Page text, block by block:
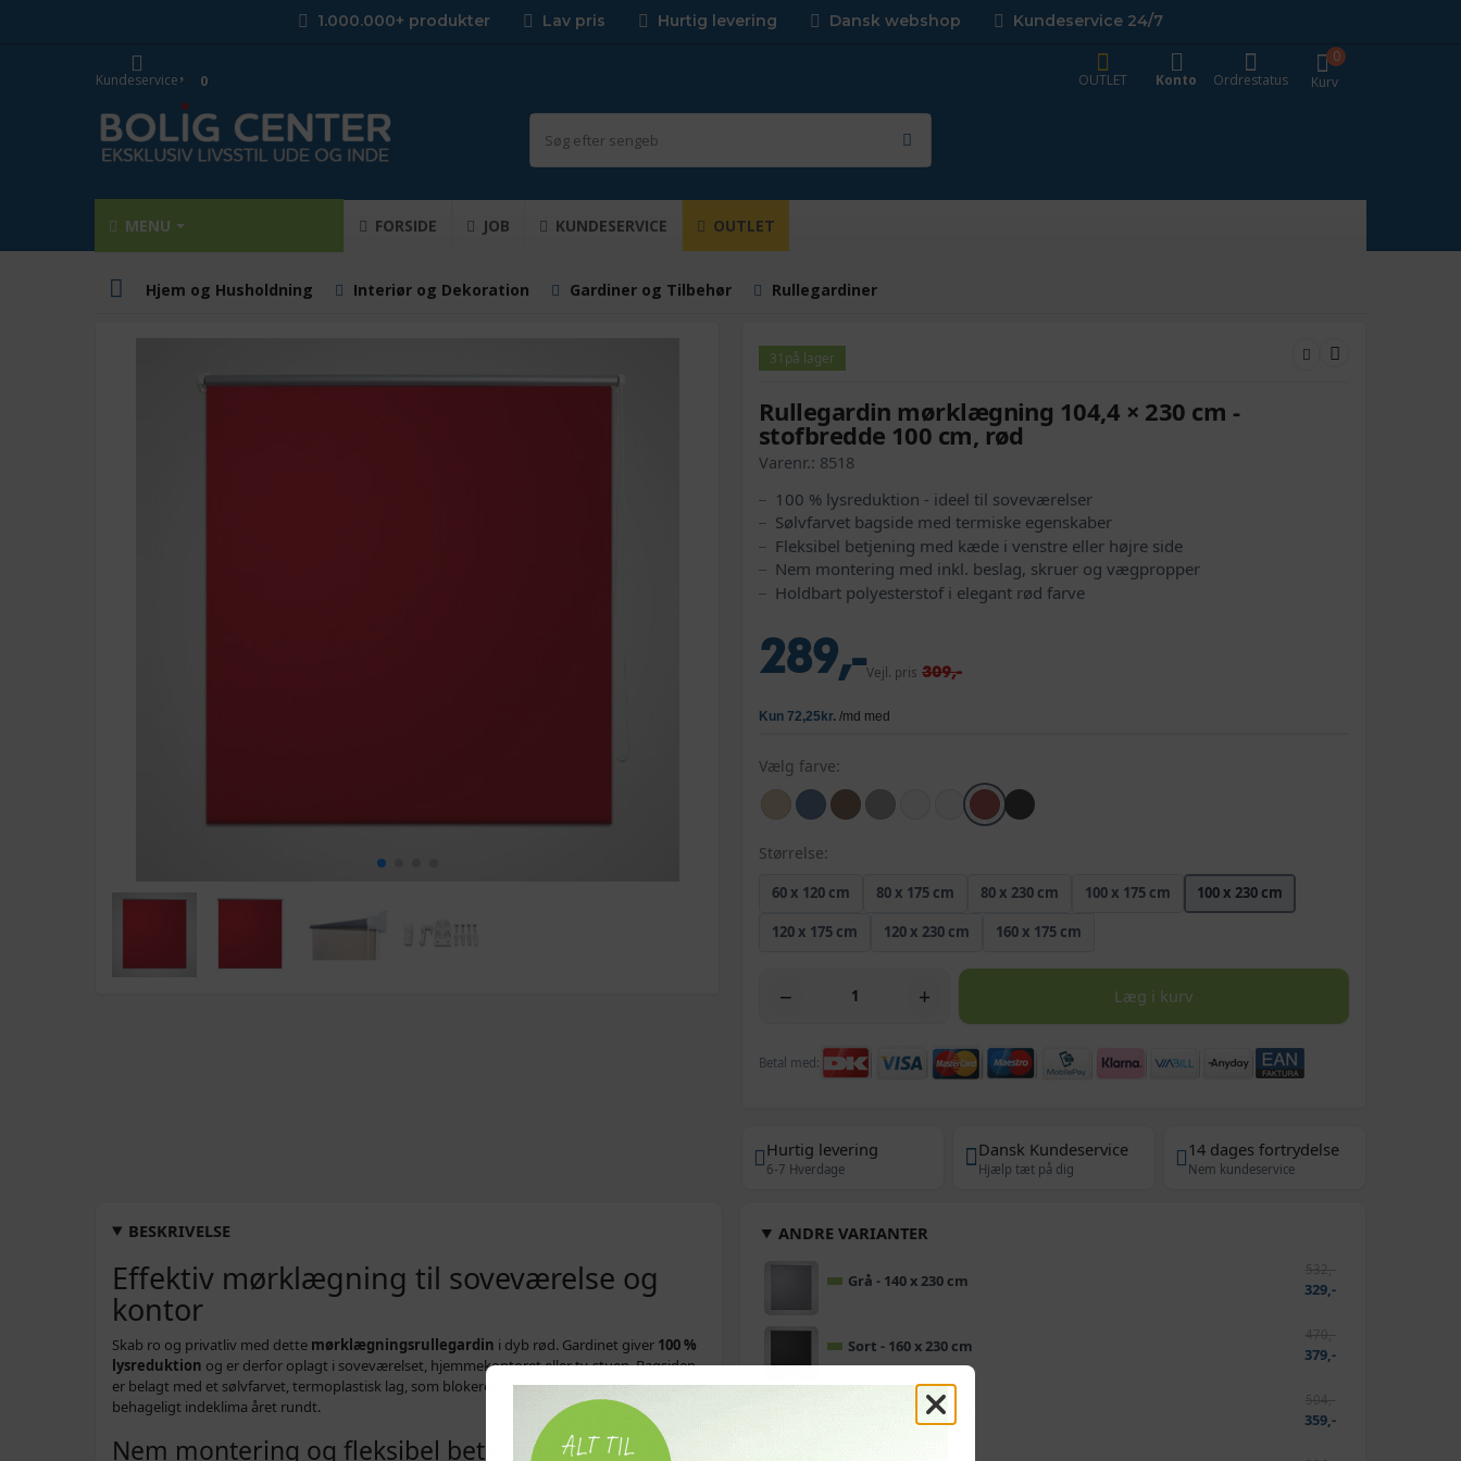
1.000.000+ produkter Lav pris Hurtig levering Dansk webshop Kundeservice 24/7
Kurv
0
OUTLET
Konto Ordrestatus
Kundeservice 0
MENU FORSIDE JOB KUNDESERVICE OUTLET
Hjem og Husholdning Interiør og Dekoration Gardiner og Tilbehør Rullegardiner
31 på lager
Rullegardin mørklægning 104,4 × 230 cm -
stofbredde 100 cm, rød
Varenr.: 8518
100 % lysreduktion - ideel til soveværelser
Sølvfarvet bagside med termiske egenskaber
Fleksibel betjening med kæde i venstre eller højre side
Nem montering med inkl. beslag, skruer og vægpropper
Holdbart polyesterstof i elegant rød farve
289,-Vejl. pris 309,-
Vælg farve:
Størrelse:
60 x 120 cm 80 x 175 cm 80 x 230 cm 100 x 175 cm
100 x 230 cm
120 x 175 cm
120 x 230 cm 160 x 175 cm
− + Læg i kurv
Betal med:
Hurtig levering
6-7 Hverdage
Dansk Kundeservice
Hjælp tæt på dig
14 dages fortrydelse
Nem kundeservice
BESKRIVELSE
Effektiv mørklægning til soveværelse og
kontor
Skab ro og privatliv med dette mørklægningsrullegardin i dyb rød. Gardinet giver 100 %
lysreduktion og er derfor oplagt i soveværelset, hjemmekontoret eller tv-stuen. Bagsiden
er belagt med et sølvfarvet, termoplastisk lag, som blokerer lyset og hjælper med et
behageligt indeklima året rundt.
Nem montering og fleksibel betjening
ANDRE VARIANTER
Grå - 140 x 230 cm
532,-
329,-
Sort - 160 x 230 cm
470,-
379,-
Hvid - 120 x 230 cm
504,-
359,-